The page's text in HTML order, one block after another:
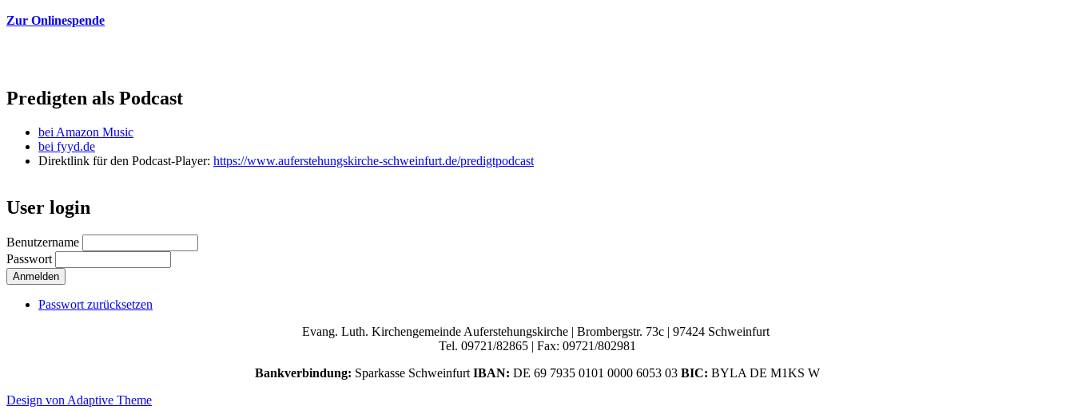
Zur Onlinespende
Predigten als Podcast
bei Amazon Music
bei fyyd.de
Direktlink für den Podcast-Player: https://www.auferstehungskirche-schweinfurt.de/predigtpodcast
User login
Benutzername
Passwort
Passwort zurücksetzen
Evang. Luth. Kirchengemeinde Auferstehungskirche | Brombergstr. 73c | 97424 Schweinfurt
Tel. 09721/82865 | Fax: 09721/802981
Bankverbindung: Sparkasse Schweinfurt IBAN: DE 69 7935 0101 0000 6053 03 BIC: BYLA DE M1KS W
Design von Adaptive Theme